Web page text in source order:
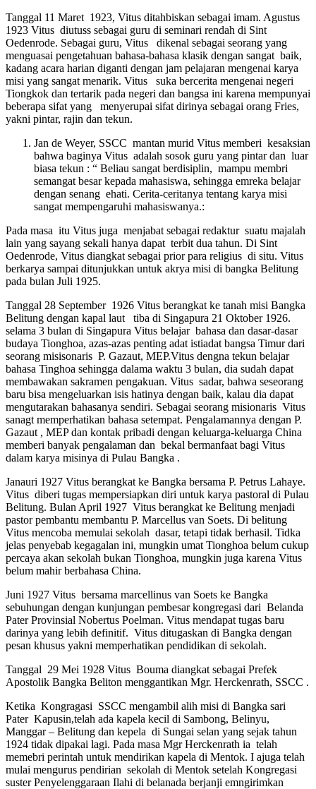
Tanggal 11 Maret 1923, Vitus ditahbiskan sebagai imam. Agustus
1923 Vitus diutuss sebagai guru di seminari rendah di Sint
Oedenrode. Sebagai guru, Vitus dikenal sebagai seorang yang
menguasai pengetahuan bahasa-bahasa klasik dengan sangat baik,
kadang acara harian diganti dengan jam pelajaran mengenai karya
misi yang sangat menarik. Vitus suka bercerita mengenai negeri
Tiongkok dan tertarik pada negeri dan bangsa ini karena mempunyai
beberapa sifat yang menyerupai sifat dirinya sebagai orang Fries,
yakni pintar, rajin dan tekun.
Jan de Weyer, SSCC mantan murid Vitus memberi kesaksian
bahwa baginya Vitus adalah sosok guru yang pintar dan luar
biasa tekun : “ Beliau sangat berdisiplin, mampu membri
semangat besar kepada mahasiswa, sehingga emreka belajar
dengan senang ehati. Cerita-ceritanya tentang karya misi
sangat mempengaruhi mahasiswanya.:
Pada masa itu Vitus juga menjabat sebagai redaktur suatu majalah
lain yang sayang sekali hanya dapat terbit dua tahun. Di Sint
Oedenrode, Vitus diangkat sebagai prior para religius di situ. Vitus
berkarya sampai ditunjukkan untuk akrya misi di bangka Belitung
pada bulan Juli 1925.
Tanggal 28 September 1926 Vitus berangkat ke tanah misi Bangka
Belitung dengan kapal laut tiba di Singapura 21 Oktober 1926.
selama 3 bulan di Singapura Vitus belajar bahasa dan dasar-dasar
budaya Tionghoa, azas-azas penting adat istiadat bangsa Timur dari
seorang misisonaris P. Gazaut, MEP.Vitus dengna tekun belajar
bahasa Tinghoa sehingga dalama waktu 3 bulan, dia sudah dapat
membawakan sakramen pengakuan. Vitus sadar, bahwa seseorang
baru bisa mengeluarkan isis hatinya dengan baik, kalau dia dapat
mengutarakan bahasanya sendiri. Sebagai seorang misionaris Vitus
sanagt memperhatikan bahasa setempat. Pengalamannya dengan P.
Gazaut , MEP dan kontak pribadi dengan keluarga-keluarga China
memberi banyak pengalaman dan bekal bermanfaat bagi Vitus
dalam karya misinya di Pulau Bangka .
Janauri 1927 Vitus berangkat ke Bangka bersama P. Petrus Lahaye.
Vitus diberi tugas mempersiapkan diri untuk karya pastoral di Pulau
Belitung. Bulan April 1927 Vitus berangkat ke Belitung menjadi
pastor pembantu membantu P. Marcellus van Soets. Di belitung
Vitus mencoba memulai sekolah dasar, tetapi tidak berhasil. Tidka
jelas penyebab kegagalan ini, mungkin umat Tionghoa belum cukup
percaya akan sekolah bukan Tionghoa, mungkin juga karena Vitus
belum mahir berbahasa China.
Juni 1927 Vitus bersama marcellinus van Soets ke Bangka
sebuhungan dengan kunjungan pembesar kongregasi dari Belanda
Pater Provinsial Nobertus Poelman. Vitus mendapat tugas baru
darinya yang lebih definitif. Vitus ditugaskan di Bangka dengan
pesan khusus yakni memperhatikan pendidikan di sekolah.
Tanggal 29 Mei 1928 Vitus Bouma diangkat sebagai Prefek
Apostolik Bangka Beliton menggantikan Mgr. Herckenrath, SSCC .
Ketika Kongragasi SSCC mengambil alih misi di Bangka sari
Pater Kapusin,telah ada kapela kecil di Sambong, Belinyu,
Manggar – Belitung dan kepela di Sungai selan yang sejak tahun
1924 tidak dipakai lagi. Pada masa Mgr Herckenrath ia telah
memebri perintah untuk mendirikan kapela di Mentok. I ajuga telah
mulai mengurus pendirian sekolah di Mentok setelah Kongregasi
suster Penyelenggaraan Ilahi di belanada berjanji emngirimkan